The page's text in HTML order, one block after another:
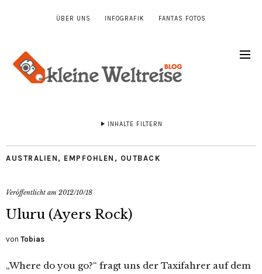
ÜBER UNS INFOGRAFIK FANTAS FOTOS
INHALTE FILTERN
AUSTRALIEN , EMPFOHLEN , OUTBACK
Veröffentlicht am 2012/10/18
Uluru (Ayers Rock)
von Tobias
„Where do you go?“ fragt uns der Taxifahrer auf dem